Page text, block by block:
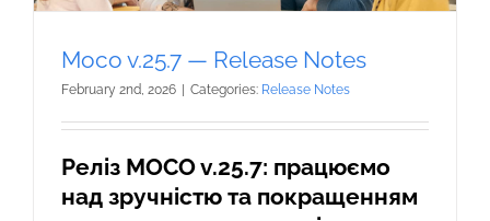
Moco v.25.7 — Release Notes
February 2nd, 2026 | Categories: Release Notes
Реліз MOCO v.25.7: працюємо
над зручністю та покращенням